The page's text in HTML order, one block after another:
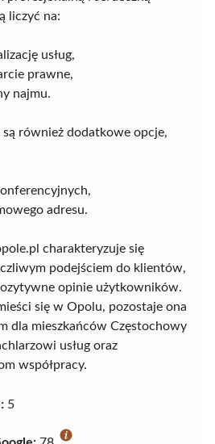
liczyć na:
usług,
prawne,
najmu.
również dodatkowe opcje,
adresu.
charakteryzuje się
podejściem do klientów,
opinie użytkowników.
się w Opolu, pozostaje ona
dla mieszkańców Częstochowy
usług oraz
współpracy.
5